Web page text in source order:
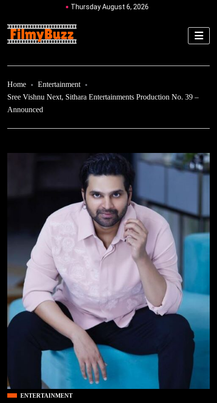
Thursday August 6, 2026
Home
Entertainment
Sree Vishnu Next, Sithara Entertainments Production No. 39 –
Announced
ENTERTAINMENT